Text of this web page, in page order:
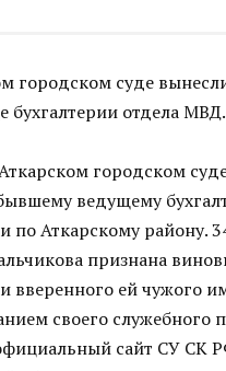
городском суде
бухгалтерии отдела МВД.
городском
ведущему
по Аткарскому району.
признана
вверенного ей чужого
своего служебного
сайт СУ СК